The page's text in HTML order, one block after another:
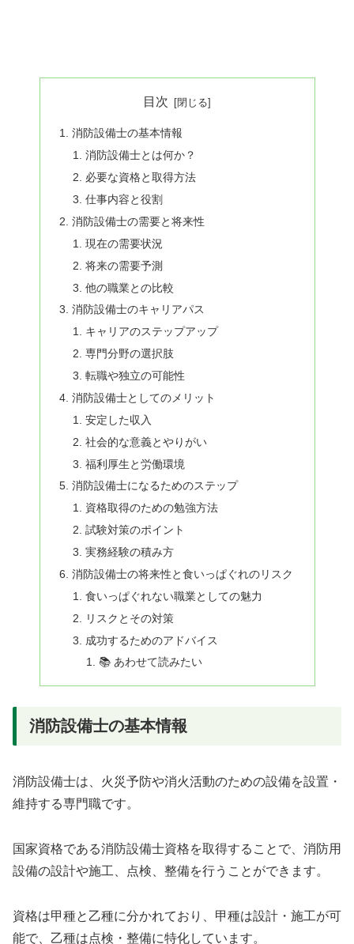
目次
消防設備士の基本情報
消防設備士とは何か？
必要な資格と取得方法
仕事内容と役割
消防設備士の需要と将来性
現在の需要状況
将来の需要予測
他の職業との比較
消防設備士のキャリアパス
キャリアのステップアップ
専門分野の選択肢
転職や独立の可能性
消防設備士としてのメリット
安定した収入
社会的な意義とやりがい
福利厚生と労働環境
消防設備士になるためのステップ
資格取得のための勉強方法
試験対策のポイント
実務経験の積み方
消防設備士の将来性と食いっぱぐれのリスク
食いっぱぐれない職業としての魅力
リスクとその対策
成功するためのアドバイス
📚 あわせて読みたい
消防設備士の基本情報
消防設備士は、火災予防や消火活動のための設備を設置・
維持する専門職です。
国家資格である消防設備士資格を取得することで、消防用
設備の設計や施工、点検、整備を行うことができます。
資格は甲種と乙種に分かれており、甲種は設計・施工が可
能で、乙種は点検・整備に特化しています。